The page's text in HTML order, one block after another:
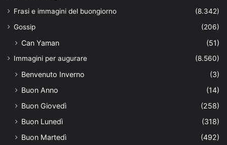
Frasi e immagini del buongiorno
(8.342)
Gossip
(206)
Can Yaman (51)
Immagini per augurare (8.560)
Benvenuto Inverno
(3)
Buon Anno
(14)
Buon Giovedì
(258)
Buon Lunedì
(318)
Buon Martedì
(492)